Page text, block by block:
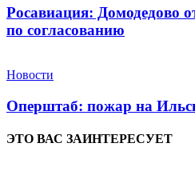
Росавиация: Домодедово
по согласованию
Новости
Оперштаб: пожар на
ЭТО ВАС ЗАИНТЕРЕСУЕТ